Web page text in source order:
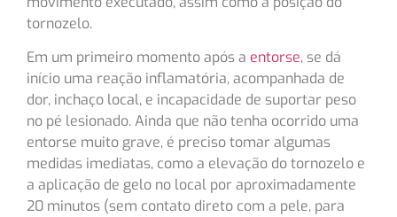
tornozelo.
Em um primeiro momento após a entorse, se dá
início uma reação inflamatória, acompanhada de
dor, inchaço local, e incapacidade de suportar peso
no pé lesionado. Ainda que não tenha ocorrido uma
entorse muito grave, é preciso tomar algumas
medidas imediatas, como a elevação do tornozelo e
a aplicação de gelo no local por aproximadamente
20 minutos (sem contato direto com a pele, para